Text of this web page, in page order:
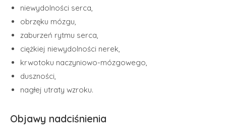
niewydolności serca,
obrzęku mózgu,
zaburzeń rytmu serca,
ciężkiej niewydolności nerek,
krwotoku naczyniowo-mózgowego,
duszności,
nagłej utraty wzroku.
Objawy nadciśnienia